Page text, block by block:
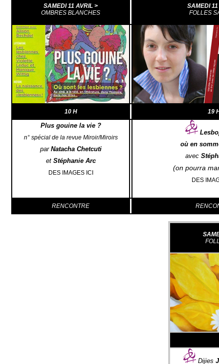
SAMEDI 11 AVRIL >
OMBRES BLANCHES
SAMEDI
FOLLES
10 H 19
Plus gouine la vie ?
n° spécial de la revue Miroir/Miroirs
par Natacha Chetcuti
et Stéphanie Arc
DES IMAGES ICI
où en
avec
(on pourra
DES
RENCONTRE
Dijies